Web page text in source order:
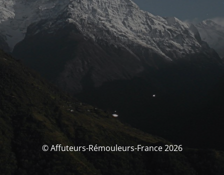
© Affuteurs-Rémouleurs-France 2026